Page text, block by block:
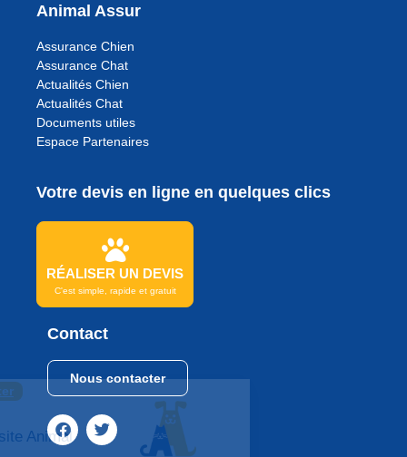
Animal Assur
Assurance Chien
Assurance Chat
Actualités Chien
Actualités Chat
Documents utiles
Espace Partenaires
Votre devis en ligne en quelques clics
RÉALISER UN DEVIS
C'est simple, rapide et gratuit
Contact
Nous contacter
Continuer sans accepter
Bonjour
Et Bienvenue sur le site Animal